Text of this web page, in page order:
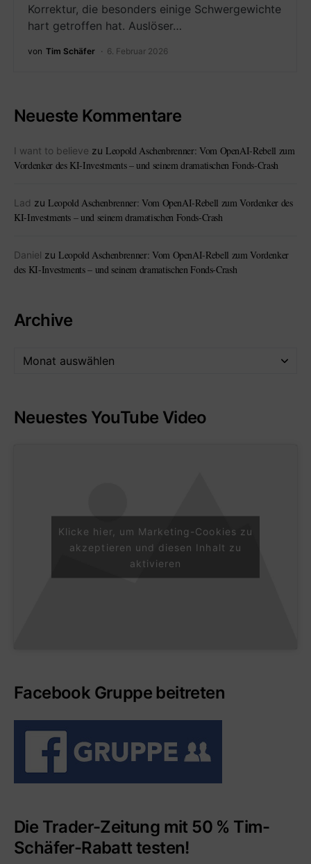
Korrektur, die besonders einige Schwergewichte
hart getroffen hat. Auslöser…
von Tim Schäfer 6. Februar 2026
Neueste Kommentare
I want to believe zu Leopold Aschenbrenner: Vom OpenAI-Rebell zum
Vordenker des KI-Investments – und seinem dramatischen Fonds-Crash
Lad zu Leopold Aschenbrenner: Vom OpenAI-Rebell zum Vordenker des
KI-Investments – und seinem dramatischen Fonds-Crash
Daniel zu Leopold Aschenbrenner: Vom OpenAI-Rebell zum Vordenker
des KI-Investments – und seinem dramatischen Fonds-Crash
Archive
Neuestes YouTube Video
Klicke hier, um Marketing-Cookies zu
akzeptieren und diesen Inhalt zu
aktivieren
Facebook Gruppe beitreten
Die Trader-Zeitung mit 50 % Tim-
Schäfer-Rabatt testen!